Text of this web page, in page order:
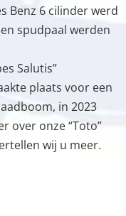
Benz 6 cilinder werd
spudpaal werden
Salutis”
plaats voor een
in 2023
over onze “Toto”
wij u meer.